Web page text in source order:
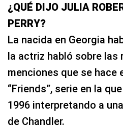
¿QUÉ DIJO JULIA
PERRY?
La nacida en Georgia
la actriz habló sobre las
menciones que se hace
“Friends”, serie en la
1996 interpretando a
de Chandler.